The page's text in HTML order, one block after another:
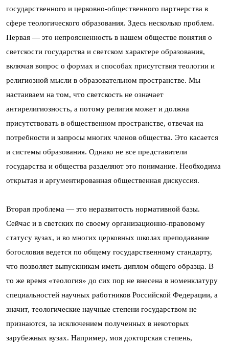
государственного и церковно-общественного партнерства в
сфере теологического образования. Здесь несколько проблем.
Первая — это непроясненность в нашем обществе понятия о
светскости государства и светском характере образования,
включая вопрос о формах и способах присутствия теологии и
религиозной мысли в образовательном пространстве. Мы
настаиваем на том, что светскость не означает
антирелигиозность, а потому религия может и должна
присутствовать в общественном пространстве, отвечая на
потребности и запросы многих членов общества. Это касается
и системы образования. Однако не все представители
государства и общества разделяют это понимание. Необходима
открытая и аргументированная общественная дискуссия.
Вторая проблема — это неразвитость нормативной базы.
Сейчас и в светских по своему организационно-правовому
статусу вузах, и во многих церковных школах преподавание
богословия ведется по общему государственному стандарту,
что позволяет выпускникам иметь диплом общего образца. В
то же время «теология» до сих пор не внесена в номенклатуру
специальностей научных работников Российской Федерации, а
значит, теологические научные степени государством не
признаются, за исключением полученных в некоторых
зарубежных вузах. Например, моя докторская степень,